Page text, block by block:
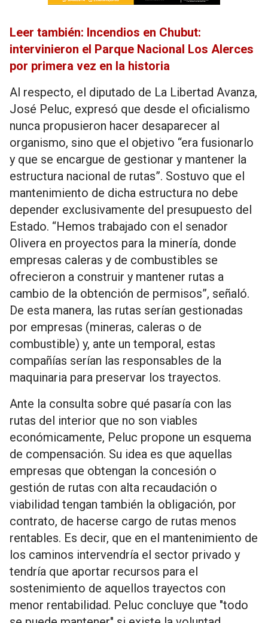
Leer también: Incendios en Chubut:
intervinieron el Parque Nacional Los Alerces
por primera vez en la historia
Al respecto, el diputado de La Libertad Avanza,
José Peluc, expresó que desde el oficialismo
nunca propusieron hacer desaparecer al
organismo, sino que el objetivo “era fusionarlo
y que se encargue de gestionar y mantener la
estructura nacional de rutas”. Sostuvo que el
mantenimiento de dicha estructura no debe
depender exclusivamente del presupuesto del
Estado. “Hemos trabajado con el senador
Olivera en proyectos para la minería, donde
empresas caleras y de combustibles se
ofrecieron a construir y mantener rutas a
cambio de la obtención de permisos”, señaló.
De esta manera, las rutas serían gestionadas
por empresas (mineras, caleras o de
combustible) y, ante un temporal, estas
compañías serían las responsables de la
maquinaria para preservar los trayectos.
Ante la consulta sobre qué pasaría con las
rutas del interior que no son viables
económicamente, Peluc propone un esquema
de compensación. Su idea es que aquellas
empresas que obtengan la concesión o
gestión de rutas con alta recaudación o
viabilidad tengan también la obligación, por
contrato, de hacerse cargo de rutas menos
rentables. Es decir, que en el mantenimiento de
los caminos intervendría el sector privado y
tendría que aportar recursos para el
sostenimiento de aquellos trayectos con
menor rentabilidad. Peluc concluye que "todo